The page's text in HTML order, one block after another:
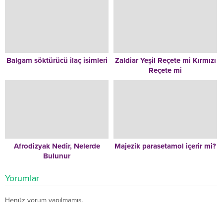
Balgam söktürücü ilaç isimleri
Zaldiar Yeşil Reçete mi Kırmızı
Reçete mi
Afrodizyak Nedir, Nelerde
Bulunur
Majezik parasetamol içerir mi?
Yorumlar
Henüz yorum yapılmamış.